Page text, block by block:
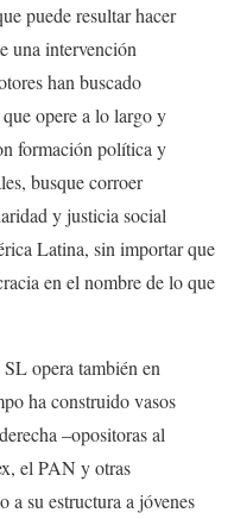
puede resultar hacer
una intervención
han buscado
opere a lo largo y
formación política y
busque corroer
y justicia social
Latina, sin importar que
en el nombre de lo que
opera también en
ha construido vasos
–opositoras al
el PAN y otras
a su estructura a jóvenes